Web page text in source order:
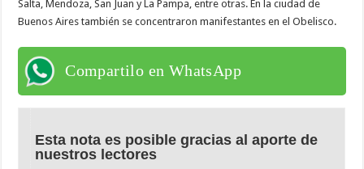
Salta, Mendoza, San Juan y La Pampa, entre otras. En la ciudad de
Buenos Aires también se concentraron manifestantes en el Obelisco.
Compartilo en WhatsApp
Esta nota es posible gracias al aporte de
nuestros lectores